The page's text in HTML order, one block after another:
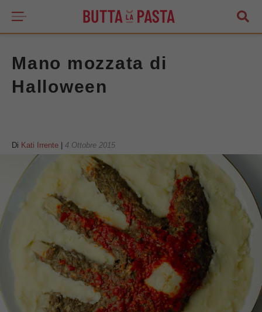
Mano mozzata di
Halloween
Di Kati Irrente 4 Ottobre 2015